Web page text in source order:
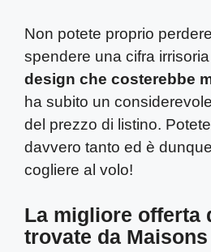
Non potete proprio
spendere una cifra
design che costerebbe
ha subito un
del prezzo di listino.
davvero tanto ed è
cogliere al volo!
La migliore offerta
trovate da